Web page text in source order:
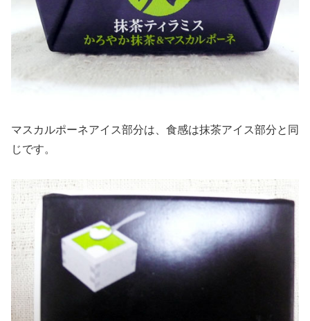
マスカルポーネアイス部分は、食感は抹茶アイス部分と同
じです。